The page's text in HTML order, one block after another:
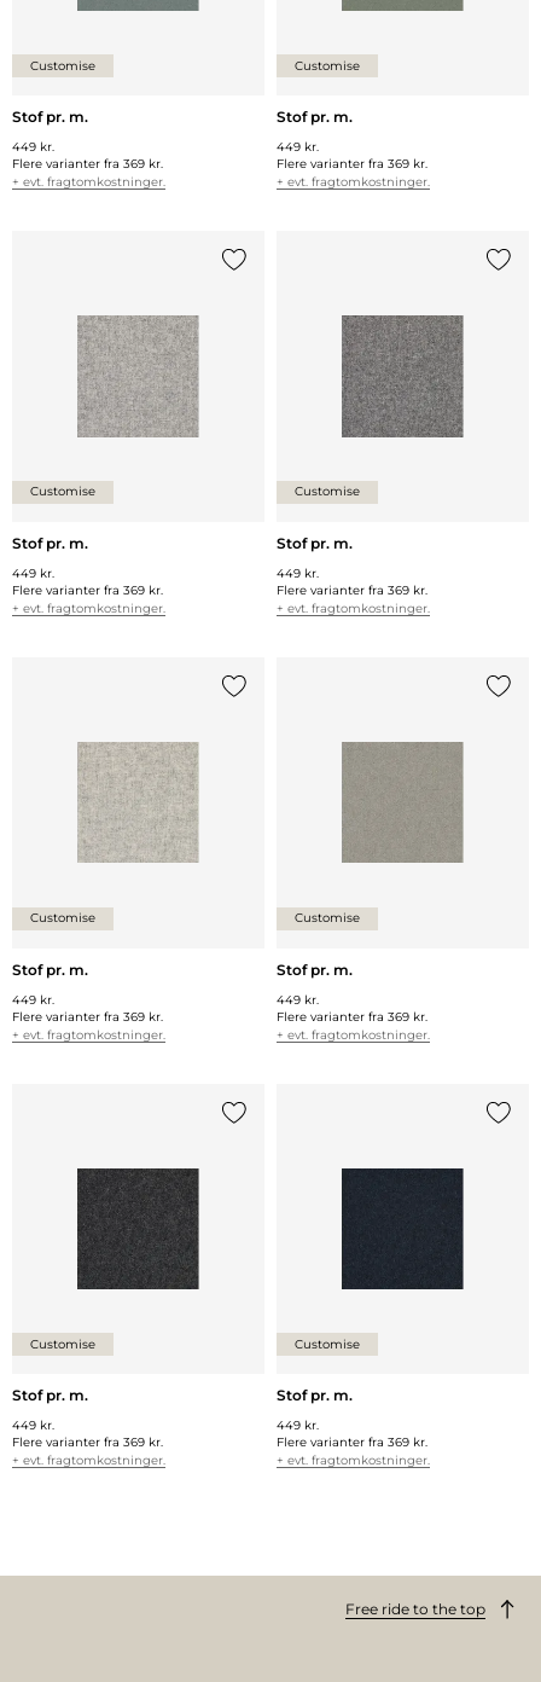
Customise
Stof pr. m.
449 kr.
Flere varianter fra 369 kr.
+ evt. fragtomkostninger.
Customise
Stof pr. m.
449 kr.
Flere varianter fra 369 kr.
+ evt. fragtomkostninger.
Customise
Stof pr. m.
449 kr.
Flere varianter fra 369 kr.
+ evt. fragtomkostninger.
Customise
Stof pr. m.
449 kr.
Flere varianter fra 369 kr.
+ evt. fragtomkostninger.
Customise
Stof pr. m.
449 kr.
Flere varianter fra 369 kr.
+ evt. fragtomkostninger.
Customise
Stof pr. m.
449 kr.
Flere varianter fra 369 kr.
+ evt. fragtomkostninger.
Customise
Stof pr. m.
449 kr.
Flere varianter fra 369 kr.
+ evt. fragtomkostninger.
Customise
Stof pr. m.
449 kr.
Flere varianter fra 369 kr.
+ evt. fragtomkostninger.
Free ride to the top